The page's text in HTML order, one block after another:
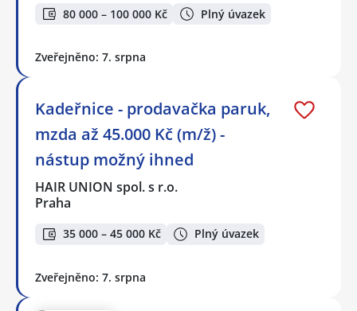
80 000 – 100 000 Kč Plný úvazek
Zveřejněno: 7. srpna
Kadeřnice - prodavačka paruk,
mzda až 45.000 Kč (m/ž) -
nástup možný ihned
HAIR UNION spol. s r.o.
Praha
35 000 – 45 000 Kč Plný úvazek
Zveřejněno: 7. srpna